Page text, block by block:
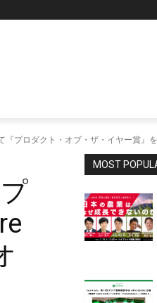
プロダクト・オブ・ザ・イヤー賞』
MOST